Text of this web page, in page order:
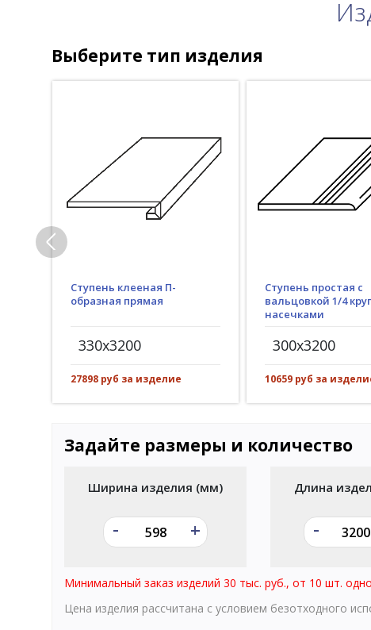
Выберите тип изделия
Ступень клееная П-
образная прямая
330x3200
27898 руб за изделие
Ступень простая с
вальцовкой 1/4
насечками
300x3200
10659 руб за
Задайте размеры и количество
Ширина изделия (мм)
- +
Длина
-
Минимальный заказ изделий 30 тыс. руб., от 10 шт.
Цена изделия рассчитана с условием безотходного